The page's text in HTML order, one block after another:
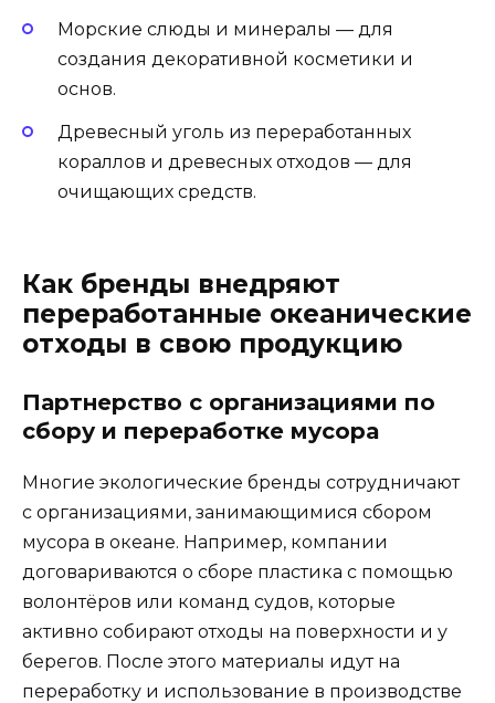
Морские слюды и минералы — для
создания декоративной косметики и
основ.
Древесный уголь из переработанных
кораллов и древесных отходов — для
очищающих средств.
Как бренды внедряют
переработанные океанические
отходы в свою продукцию
Партнерство с организациями по
сбору и переработке мусора
Многие экологические бренды сотрудничают
с организациями, занимающимися сбором
мусора в океане. Например, компании
договариваются о сборе пластика с помощью
волонтёров или команд судов, которые
активно собирают отходы на поверхности и у
берегов. После этого материалы идут на
переработку и использование в производстве